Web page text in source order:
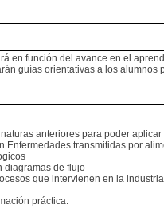
en función del avance en el
guías orientativas a los alumnos
anteriores para poder
Enfermedades transmitidas por
diagramas de flujo
que intervienen en la
práctica.